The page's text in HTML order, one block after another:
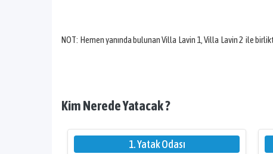
NOT: Hemen yanında bulunan Villa Lavin 1, Villa Lavin 2 ile
Kim Nerede Yatacak ?
1. Yatak Odası